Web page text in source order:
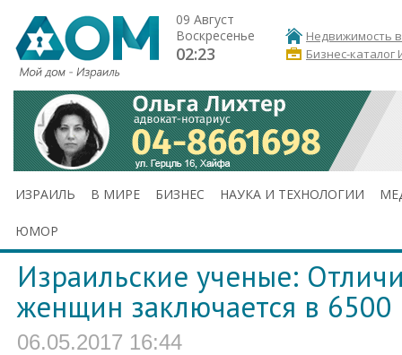
09 Август
Воскресенье
02:23
Недвижимость
Бизнес-каталог
ИЗРАИЛЬ В МИРЕ БИЗНЕС НАУКА И ТЕХНОЛОГИИ
ЮМОР
Израильские ученые:
женщин заключается в 6500
06.05.2017 16:44